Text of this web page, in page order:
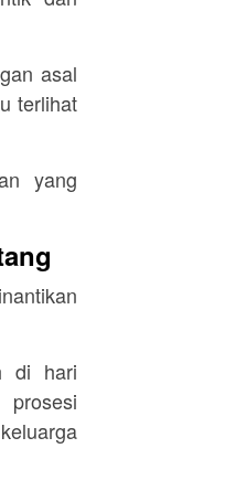
asal
terlihat
yang
di hari